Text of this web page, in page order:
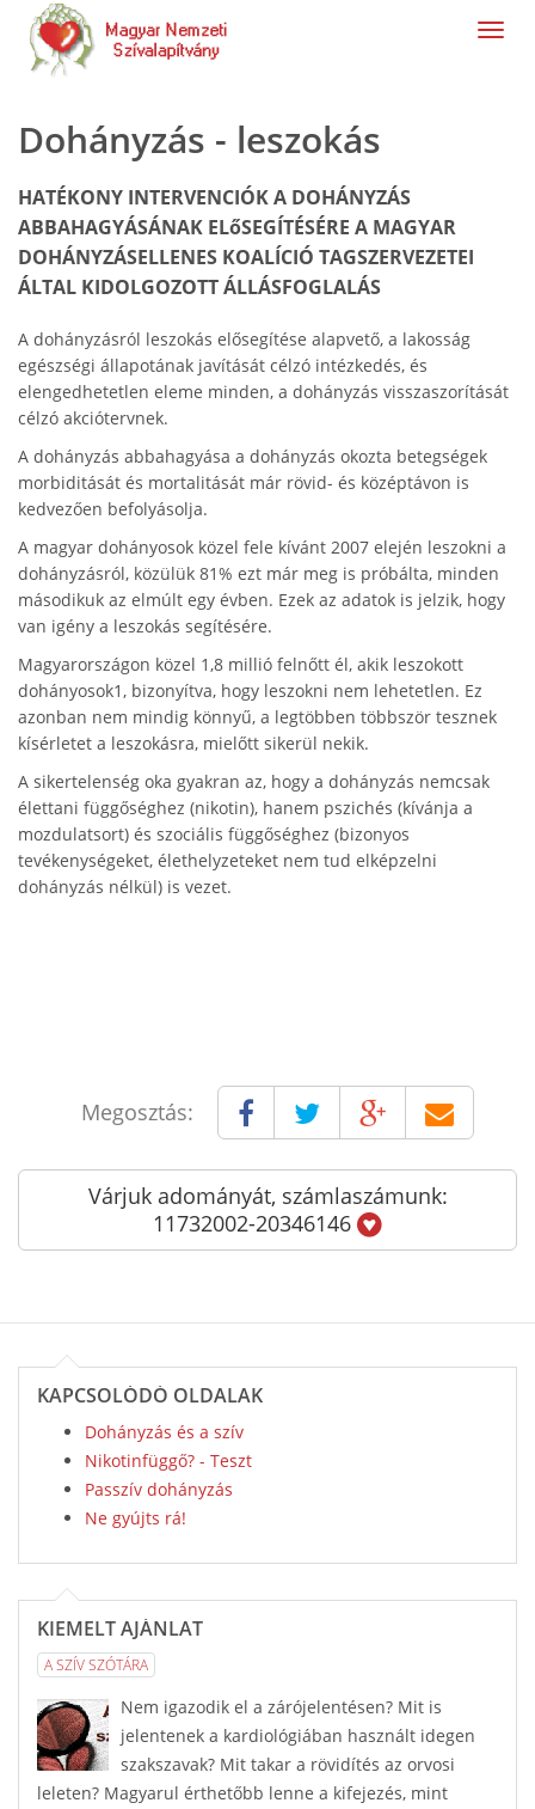
Dohányzás - leszokás
HATÉKONY INTERVENCIÓK A DOHÁNYZÁS
ABBAHAGYÁSÁNAK ELőSEGÍTÉSÉRE A MAGYAR
DOHÁNYZÁSELLENES KOALÍCIÓ TAGSZERVEZETEI
ÁLTAL KIDOLGOZOTT ÁLLÁSFOGLALÁS
A dohányzásról leszokás elősegítése alapvető, a lakosság
egészségi állapotának javítását célzó intézkedés, és
elengedhetetlen eleme minden, a dohányzás visszaszorítását
célzó akciótervnek.
A dohányzás abbahagyása a dohányzás okozta betegségek
morbiditását és mortalitását már rövid- és középtávon is
kedvezően befolyásolja.
A magyar dohányosok közel fele kívánt 2007 elején leszokni a
dohányzásról, közülük 81% ezt már meg is próbálta, minden
másodikuk az elmúlt egy évben. Ezek az adatok is jelzik, hogy
van igény a leszokás segítésére.
Magyarországon közel 1,8 millió felnőtt él, akik leszokott
dohányosok1, bizonyítva, hogy leszokni nem lehetetlen. Ez
azonban nem mindig könnyű, a legtöbben többször tesznek
kísérletet a leszokásra, mielőtt sikerül nekik.
A sikertelenség oka gyakran az, hogy a dohányzás nemcsak
élettani függőséghez (nikotin), hanem pszichés (kívánja a
mozdulatsort) és szociális függőséghez (bizonyos
tevékenységeket, élethelyzeteket nem tud elképzelni
dohányzás nélkül) is vezet.
Megosztás:
Várjuk adományát, számlaszámunk:
11732002-20346146
KAPCSOLÓDÓ OLDALAK
Dohányzás és a szív
Nikotinfüggő? - Teszt
Passzív dohányzás
Ne gyújts rá!
KIEMELT AJÁNLAT
A SZÍV SZÓTÁRA
Nem igazodik el a zárójelentésen? Mit is
jelentenek a kardiológiában használt idegen
szakszavak? Mit takar a rövidítés az orvosi
leleten? Magyarul érthetőbb lenne a kifejezés, mint